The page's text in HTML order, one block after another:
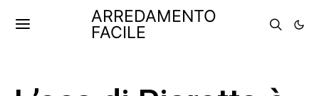
ARREDAMENTO
FACILE